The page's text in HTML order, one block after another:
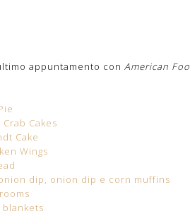
appuntamento con American
Crab Cakes
Cake
Wings
dip, onion dip e corn muffins
blankets